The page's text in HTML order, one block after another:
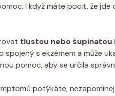
I když máte pocit, že jde
tlustou nebo šupinatou
s ekzémem a může
pomoc, aby se určila
potýkáte,